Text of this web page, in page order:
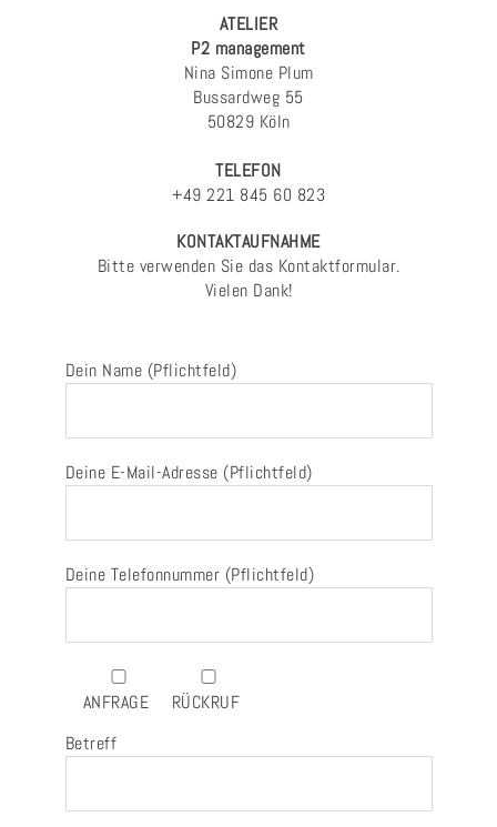
ATELIER
P2 management
Nina Simone Plum
Bussardweg 55
50829 Köln
TELEFON
+49 221 845 60 823
KONTAKTAUFNAHME
Bitte verwenden Sie das Kontaktformular.
Vielen Dank!
Dein Name (Pflichtfeld)
Deine E-Mail-Adresse (Pflichtfeld)
Deine Telefonnummer (Pflichtfeld)
ANFRAGE
RÜCKRUF
Betreff